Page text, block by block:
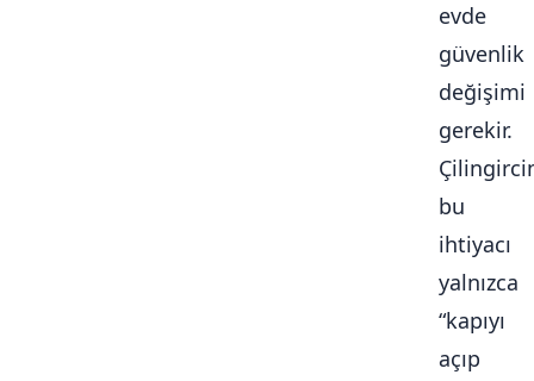
evde
güvenlik
değişimi
gerekir.
bu
ihtiyacı
yalnızca
“kapıyı
açıp